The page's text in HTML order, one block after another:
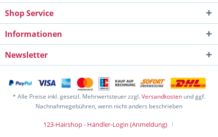
Shop Service
Informationen
Newsletter
* Alle Preise inkl. gesetzl. Mehrwertsteuer zzgl.Versandkosten und ggf.
Nachnahmegebühren, wenn nicht anders beschrieben
123-Hairshop - Händler-Login (Anmeldung)